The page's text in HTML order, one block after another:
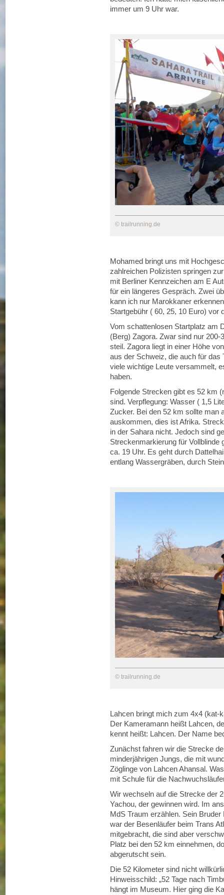
immer um 9 Uhr war.
© trailrunning.de
Mohamed bringt uns mit
zahlreichen Polizisten springen
mit Berliner Kennzeichen am E
für ein längeres Gespräch. Zwei
kann ich nur Marokkaner
Startgebühr ( 60, 25, 10 Euro) vor
Vom schattenlosen Startplatz am
(Berg) Zagora. Zwar sind nur
steil. Zagora liegt in einer Höhe
aus der Schweiz, die auch für das
viele wichtige Leute versammelt,
haben.
Folgende Strecken gibt es 52 km
sind. Verpflegung: Wasser ( 1,5
Zucker. Bei den 52 km sollte man
auskommen, dies ist Afrika.
in der Sahara nicht. Jedoch sind
Streckenmarkierung für Vollblinde
ca. 19 Uhr. Es geht durch
entlang Wassergräben, durch
© trailrunning.de
Lahcen bringt mich zum 4x4 (kat-
Der Kameramann heißt Lahcen,
kennt heißt: Lahcen. Der Name
Zunächst fahren wir die Strecke
minderjährigen Jungs, die mit
Zöglinge von Lahcen Ahansal.
mit Schule für die
Wir wechseln auf die Strecke der
Yachou, der gewinnen wird. Im
MdS Traum erzählen. Sein
war der Besenläufer beim Trans
mitgebracht, die sind aber
Platz bei den 52 km einnehmen,
abgerutscht sein.
Die 52 Kilometer sind nicht
Hinweisschild: „52 Tage nach
hängt im Museum. Hier ging die